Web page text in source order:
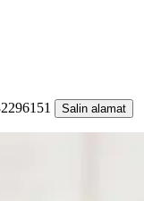
Salin alamat